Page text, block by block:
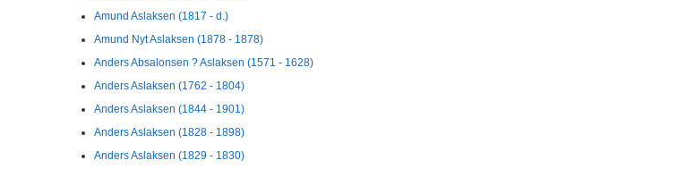
Amund Aslaksen (1817 - d.)
Amund Nyt Aslaksen (1878 - 1878)
Anders Absalonsen ? Aslaksen (1571 - 1628)
Anders Aslaksen (1762 - 1804)
Anders Aslaksen (1844 - 1901)
Anders Aslaksen (1828 - 1898)
Anders Aslaksen (1829 - 1830)